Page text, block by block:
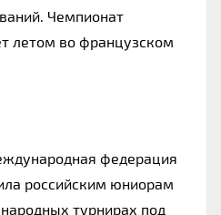
Чемпионат
летом во французском
федерация
российским юниорам
турнирах под